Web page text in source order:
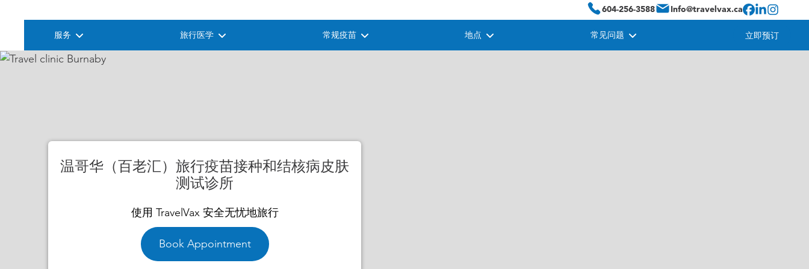
604-256-3588 Info@travelvax.ca
服务 旅行医学 常规疫苗 地点 常见问题 立即预订
温哥华（百老汇）旅行疫苗接种和结核病皮肤
测试诊所
使用 TravelVax 安全无忧地旅行
Book Appointment